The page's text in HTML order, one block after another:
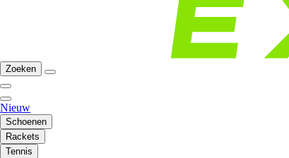
Zoeken
Nieuw
Schoenen
Rackets
Tennis